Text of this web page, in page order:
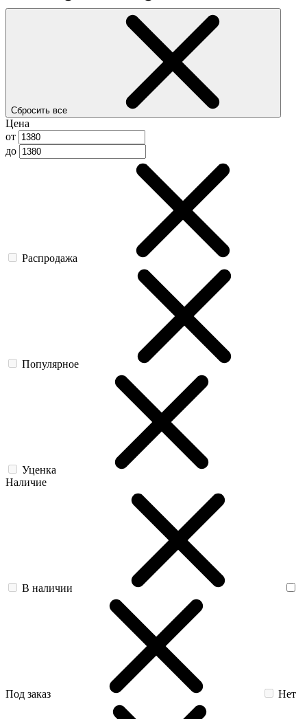
Сбросить все
Цена
от
до
Распродажа
Популярное
Уценка
Наличие
В наличии
Под заказ Нет